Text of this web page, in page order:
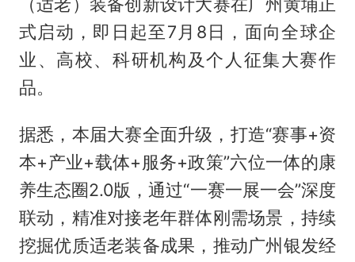
（适老）装备创新设计大赛在广州黄埔正
式启动，即日起至7月8日，面向全球企
业、高校、科研机构及个人征集大赛作
品。
据悉，本届大赛全面升级，打造“赛事+资
本+产业+载体+服务+政策”六位一体的康
养生态圈2.0版，通过“一赛一展一会”深度
联动，精准对接老年群体刚需场景，持续
挖掘优质适老装备成果，推动广州银发经